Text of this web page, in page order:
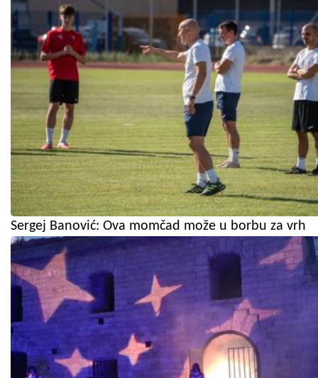
Sergej Banović: Ova momčad može u borbu za vrh